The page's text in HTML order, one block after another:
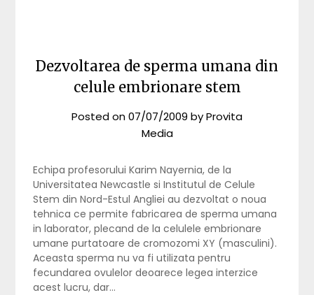
Dezvoltarea de sperma umana din
celule embrionare stem
Posted on07/07/2009 byProvita
Media
Echipa profesorului Karim Nayernia, de la
Universitatea Newcastle si Institutul de Celule
Stem din Nord-Estul Angliei au dezvoltat o noua
tehnica ce permite fabricarea de sperma umana
in laborator, plecand de la celulele embrionare
umane purtatoare de cromozomi XY (masculini).
Aceasta sperma nu va fi utilizata pentru
fecundarea ovulelor deoarece legea interzice
acest lucru, dar…